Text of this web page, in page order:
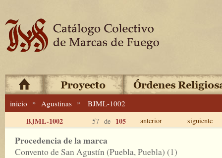
inicio » Agustinas » BJML-1002
BJML-1002 57 de 105 anterior siguiente
Procedencia de la marca
Convento de San Agustín (Puebla, Puebla) (1)